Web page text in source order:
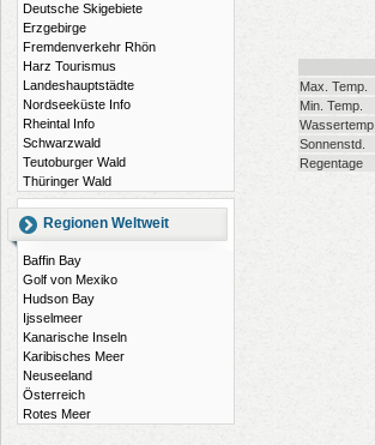
Deutsche Skigebiete
Erzgebirge
Fremdenverkehr Rhön
Harz Tourismus
Landeshauptstädte
Nordseeküste Info
Rheintal Info
Schwarzwald
Teutoburger Wald
Thüringer Wald
Regionen Weltweit
Baffin Bay
Golf von Mexiko
Hudson Bay
Ijsselmeer
Kanarische Inseln
Karibisches Meer
Neuseeland
Österreich
Rotes Meer
Max. Temp.
Min. Temp.
Wassertemp.
Sonnenstd.
Regentage